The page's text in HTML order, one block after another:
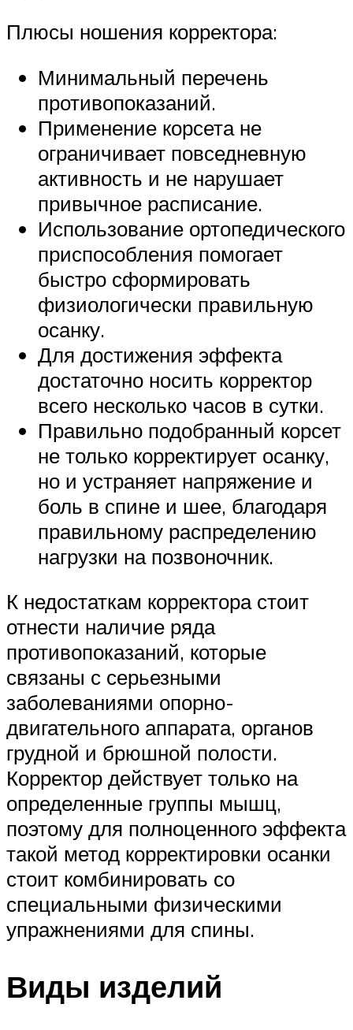
Плюсы ношения корректора:
Минимальный перечень
противопоказаний.
Применение корсета не
ограничивает повседневную
активность и не нарушает
привычное расписание.
Использование ортопедического
приспособления помогает
быстро сформировать
физиологически правильную
осанку.
Для достижения эффекта
достаточно носить корректор
всего несколько часов в сутки.
Правильно подобранный корсет
не только корректирует осанку,
но и устраняет напряжение и
боль в спине и шее, благодаря
правильному распределению
нагрузки на позвоночник.
К недостаткам корректора стоит
отнести наличие ряда
противопоказаний, которые
связаны с серьезными
заболеваниями опорно-
двигательного аппарата, органов
грудной и брюшной полости.
Корректор действует только на
определенные группы мышц,
поэтому для полноценного эффекта
такой метод корректировки осанки
стоит комбинировать со
специальными физическими
упражнениями для спины.
Виды изделий